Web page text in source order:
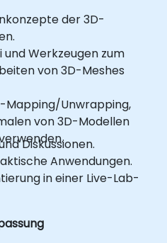
der 3D-
und Werkzeugen zum
von 3D-Meshes
Mapping/Unwrapping,
von 3D-Modellen
Diskussionen.
Anwendungen.
in einer Live-Lab-